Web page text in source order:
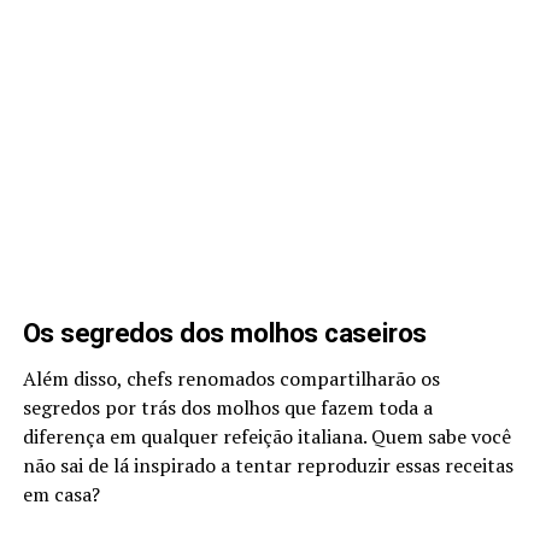
Os segredos dos molhos caseiros
Além disso, chefs renomados compartilharão os
segredos por trás dos molhos que fazem toda a
diferença em qualquer refeição italiana. Quem sabe você
não sai de lá inspirado a tentar reproduzir essas receitas
em casa?